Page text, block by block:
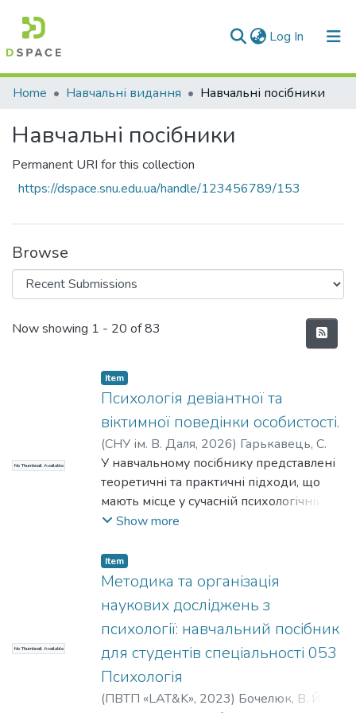
Log In (current)
Communities & Collections
Home Навчальні видання Навчальні посібники
Навчальні посібники
Permanent URI for this collection
https://dspace.snu.edu.ua/handle/123456789/153
Browse
Recent Submissions
Now showing 1 - 20 of 83
No Thumbnail Available
Item
Психологія девіантної та
віктимної поведінки особистості.
(СНУ ім. В. Даля, 2026) Гарькавець, С.
У навчальному посібнику представлені
теоретичні та практичні підходи, що
мають місце у сучасній психологічній
науці, щодо пояснення девіантної та
Проаналізовані різні види та форми
девіацій особистості та її віктимних
проявів у віковому та гендерному
вимірах. Розглядаються особливості
попередження девіантної та віктимної
поведінки індивідів, сучасні практики
їхньої корекції, терапії та реабілітації.
Навчальний посібник адресований
Show more
No Thumbnail Available
Item
Методика та організація
наукових досліджень з
психології: навчальний посібник
для студентів спеціальності 053
Психологія
(ПВТП «LAT&K», 2023) Бочелюк, В. Й.